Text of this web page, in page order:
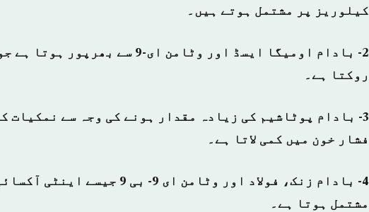
کیلوریز پر مشتمل ہوتے ہیں۔
2- بادام اومیگا ایسڈ اور وٹامن ای-9
روکتا ہے۔
3- بادام پوٹاشیم کی زیادہ مقدار ہونے کی وجہ سے نمکیات
فشار خون میں کمی لاتا ہے۔
4- بادام زنک، فولاد اور وٹامن ای
مشتمل ہوتا ہے۔